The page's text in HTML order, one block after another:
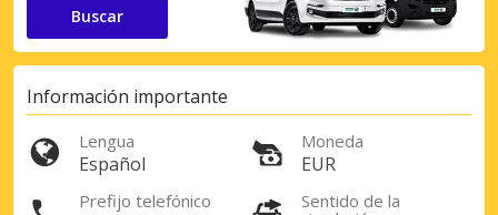
Buscar
Información importante
Lengua
Español
Moneda
EUR
Prefijo telefónico
Sentido de la